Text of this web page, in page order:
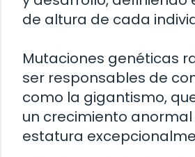
de altura de cada
Mutaciones genéticas
ser responsables de
como la gigantismo,
un crecimiento anormal
estatura